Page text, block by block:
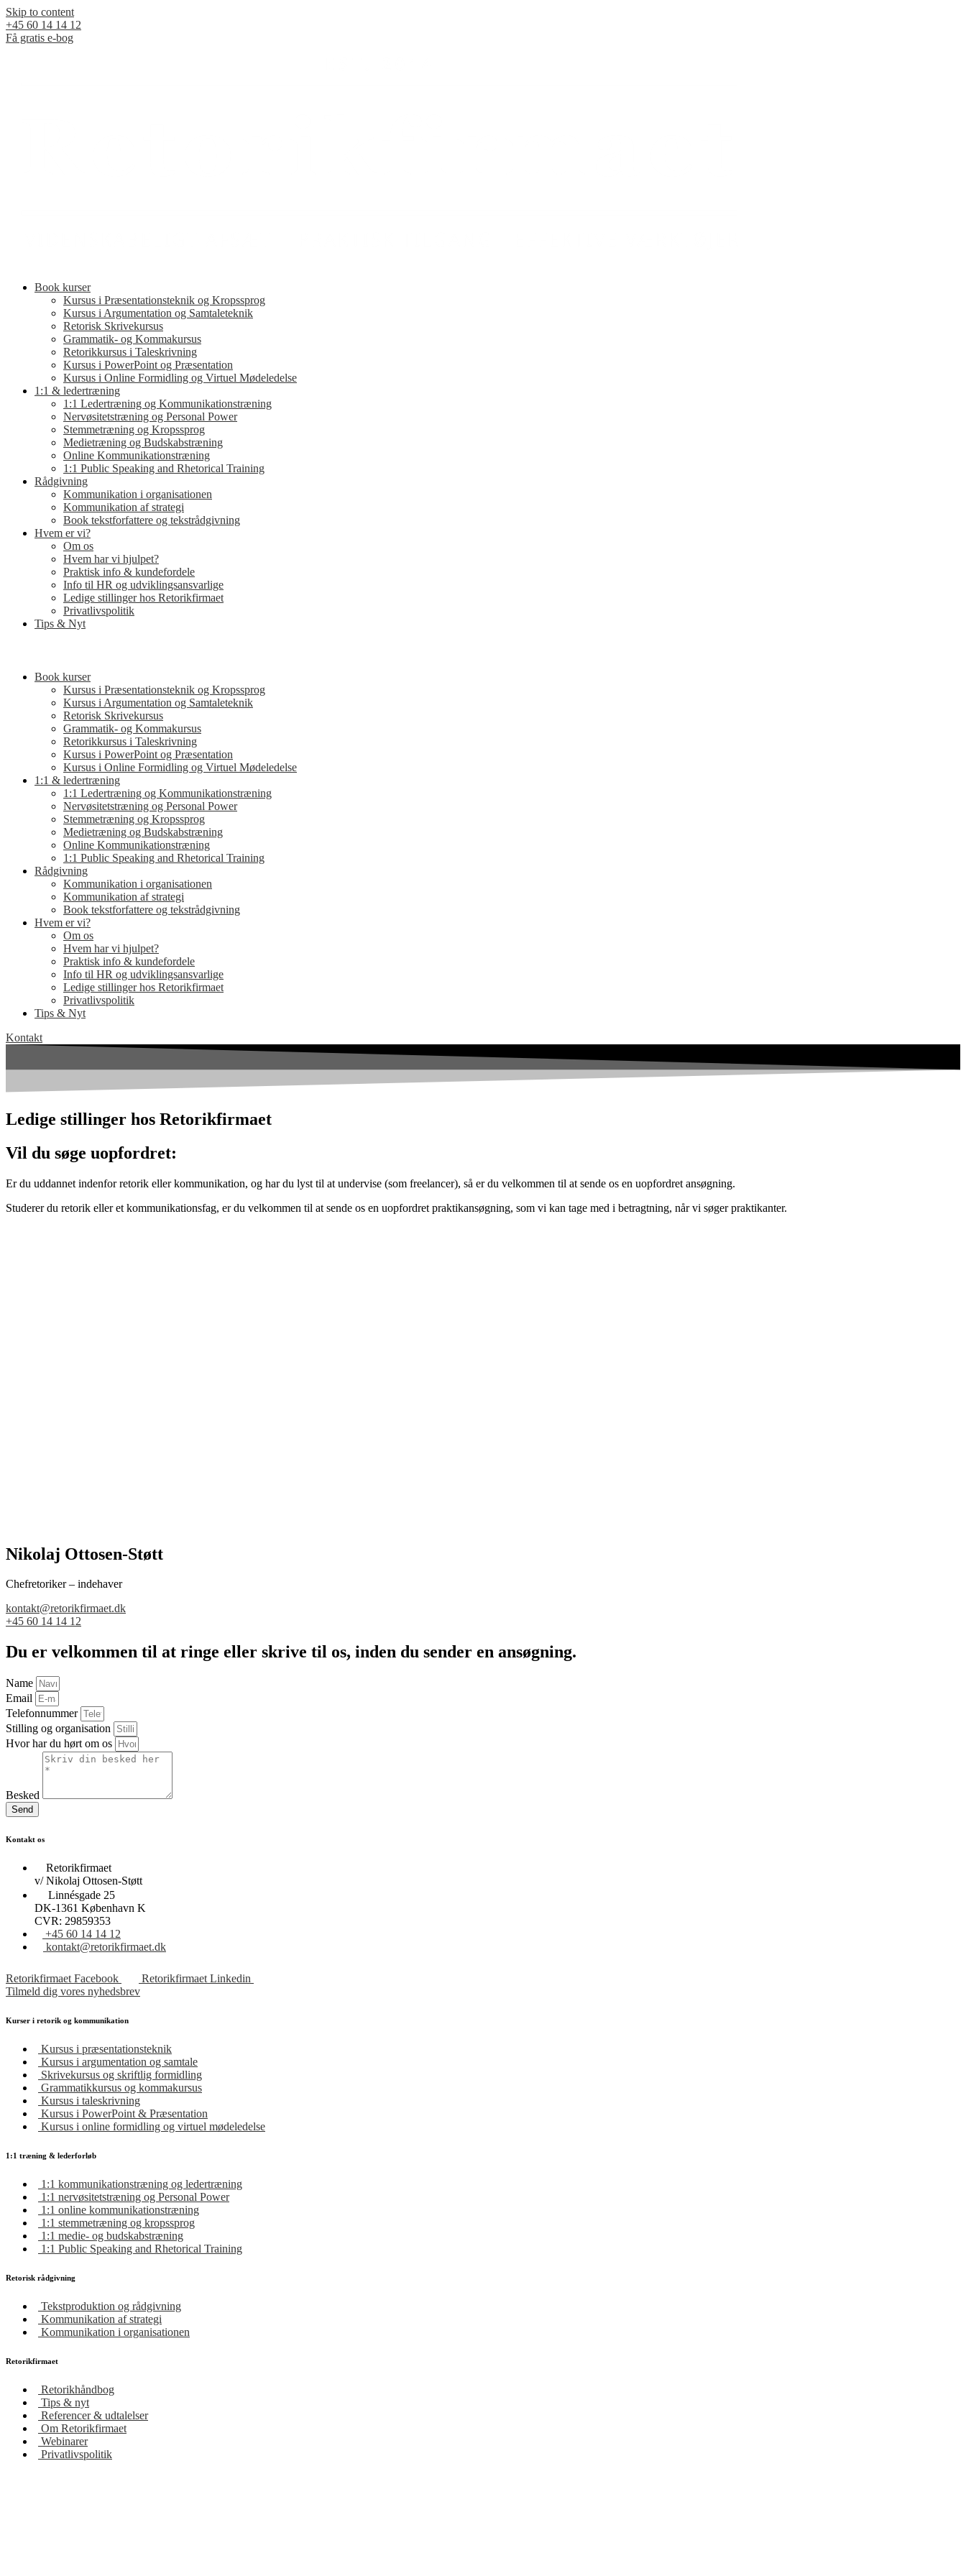
Skip to content
+45 60 14 14 12
Få gratis e-bog
Book kurser
Kursus i Præsentationsteknik og Kropssprog
Kursus i Argumentation og Samtaleteknik
Retorisk Skrivekursus
Grammatik- og Kommakursus
Retorikkursus i Taleskrivning
Kursus i PowerPoint og Præsentation
Kursus i Online Formidling og Virtuel Mødeledelse
1:1 & ledertræning
1:1 Ledertræning og Kommunikationstræning
Nervøsitetstræning og Personal Power
Stemmetræning og Kropssprog
Medietræning og Budskabstræning
Online Kommunikationstræning
1:1 Public Speaking and Rhetorical Training
Rådgivning
Kommunikation i organisationen
Kommunikation af strategi
Book tekstforfattere og tekstrådgivning
Hvem er vi?
Om os
Hvem har vi hjulpet?
Praktisk info & kundefordele
Info til HR og udviklingsansvarlige
Ledige stillinger hos Retorikfirmaet
Privatlivspolitik
Tips & Nyt
Book kurser
Kursus i Præsentationsteknik og Kropssprog
Kursus i Argumentation og Samtaleteknik
Retorisk Skrivekursus
Grammatik- og Kommakursus
Retorikkursus i Taleskrivning
Kursus i PowerPoint og Præsentation
Kursus i Online Formidling og Virtuel Mødeledelse
1:1 & ledertræning
1:1 Ledertræning og Kommunikationstræning
Nervøsitetstræning og Personal Power
Stemmetræning og Kropssprog
Medietræning og Budskabstræning
Online Kommunikationstræning
1:1 Public Speaking and Rhetorical Training
Rådgivning
Kommunikation i organisationen
Kommunikation af strategi
Book tekstforfattere og tekstrådgivning
Hvem er vi?
Om os
Hvem har vi hjulpet?
Praktisk info & kundefordele
Info til HR og udviklingsansvarlige
Ledige stillinger hos Retorikfirmaet
Privatlivspolitik
Tips & Nyt
Kontakt
Ledige stillinger hos Retorikfirmaet
Vil du søge uopfordret:
Er du uddannet indenfor retorik eller kommunikation, og har du lyst til at undervise (som freelancer), så er du velkommen til at sende os en uopfordret ansøgning.
Studerer du retorik eller et kommunikationsfag, er du velkommen til at sende os en uopfordret praktikansøgning, som vi kan tage med i betragtning, når vi søger praktikanter.
Nikolaj Ottosen-Støtt
Chefretoriker – indehaver
kontakt@retorikfirmaet.dk
+45 60 14 14 12
Du er velkommen til at ringe eller skrive til os, inden du sender en ansøgning.
Name
Email
Telefonnummer
Stilling og organisation
Hvor har du hørt om os
Besked
Send
Kontakt os
Retorikfirmaet
v/ Nikolaj Ottosen-Støtt
Linnésgade 25
DK-1361 København K
CVR: 29859353
+45 60 14 14 12
kontakt@retorikfirmaet.dk
Retorikfirmaet Facebook
Retorikfirmaet Linkedin
Tilmeld dig vores nyhedsbrev
Kurser i retorik og kommunikation
Kursus i præsentationsteknik
Kursus i argumentation og samtale
Skrivekursus og skriftlig formidling
Grammatikkursus og kommakursus
Kursus i taleskrivning
Kursus i PowerPoint & Præsentation
Kursus i online formidling og virtuel mødeledelse
1:1 træning & lederforløb
1:1 kommunikationstræning og ledertræning
1:1 nervøsitetstræning og Personal Power
1:1 online kommunikationstræning
1:1 stemmetræning og kropssprog
1:1 medie- og budskabstræning
1:1 Public Speaking and Rhetorical Training
Retorisk rådgivning
Tekstproduktion og rådgivning
Kommunikation af strategi
Kommunikation i organisationen
Retorikfirmaet
Retorikhåndbog
Tips & nyt
Referencer & udtalelser
Om Retorikfirmaet
Webinarer
Privatlivspolitik